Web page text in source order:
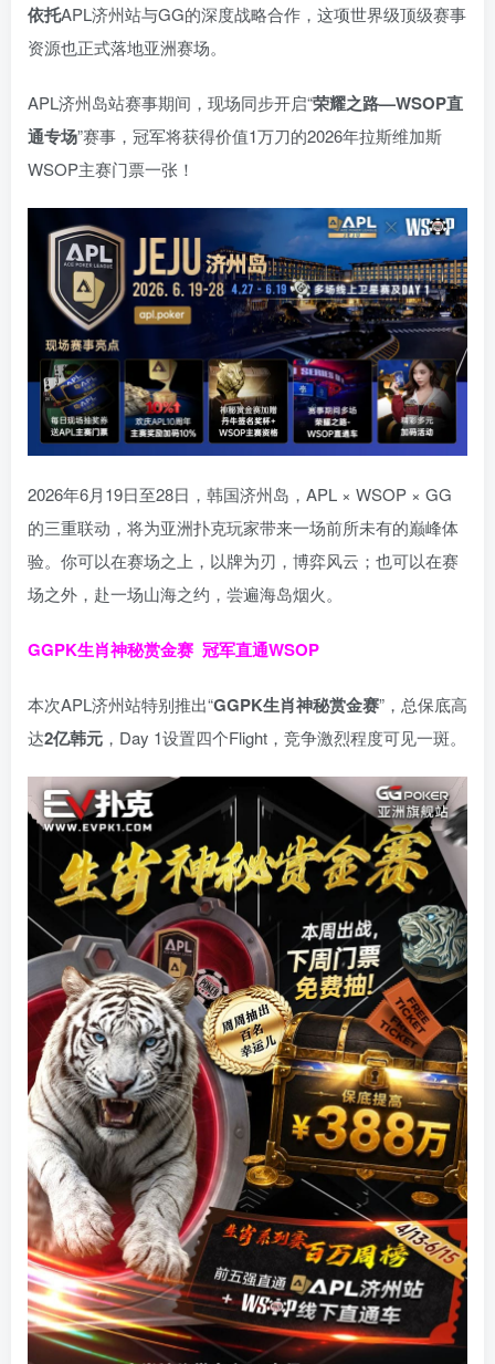
依托APL济州站与GG的深度战略合作，这项世界级顶级赛事
资源也正式落地亚洲赛场。
APL济州岛站赛事期间，现场同步开启“荣耀之路—WSOP直
通专场”赛事，冠军将获得价值1万刀的2026年拉斯维加斯
WSOP主赛门票一张！
2026年6月19日至28日，韩国济州岛，APL × WSOP × GG
的三重联动，将为亚洲扑克玩家带来一场前所未有的巅峰体
验。 你可以在赛场之上，以牌为刃，博弈风云；也可以在赛
场之外，赴一场山海之约，尝遍海岛烟火。
GGPK生肖神秘赏金赛 冠军直通WSOP
本次APL济州站特别推出“GGPK生肖神秘赏金赛”，总保底高
达2亿韩元 ，Day 1设置四个Flight，竞争激烈程度可见一斑。